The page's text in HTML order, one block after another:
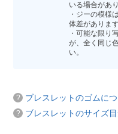
いる場合があ
・ジーの模様
体差があります
・可能な限り
が、全く同じ
い。
ブレスレットのゴムに
ブレスレットのサイズ